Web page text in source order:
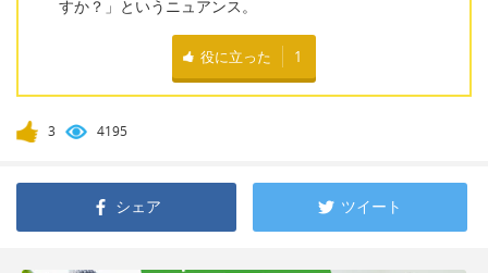
すか？」というニュアンス。
役に立った 1
3 4195
シェア ツイート